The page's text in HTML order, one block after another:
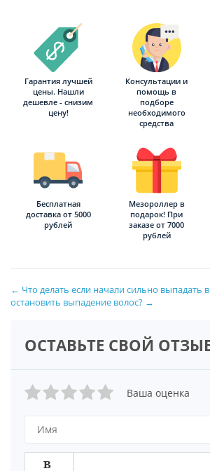
Гарантия лучшей
цены. Нашли
дешевле - снизим
цену!
Консультации и
помощь в
подборе
необходимого
средства
Бесплатная
доставка от 5000
рублей
Мезороллер в
подарок! При
заказе от 7000
рублей
← Что делать если начали сильно выпадать
остановить выпадение волос? →
ОСТАВЬТЕ СВОЙ
Ваша оценка
